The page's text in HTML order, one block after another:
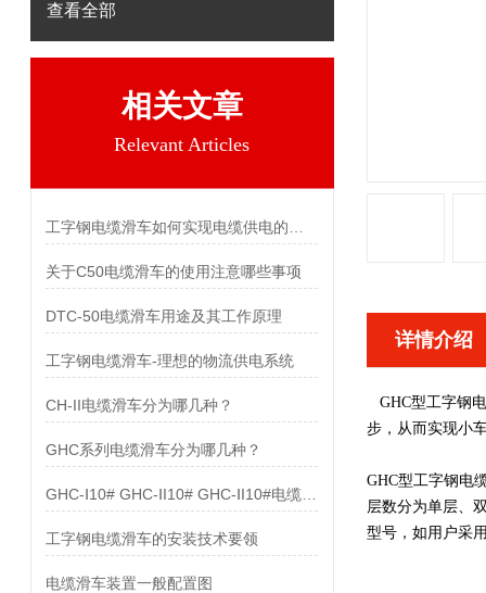
查看全部
相关文章
Relevant Articles
关于C50电缆滑车的使用注意哪些事项
DTC-50电缆滑车用途及其工作原理
工字钢电缆滑车-理想的物流供电系统
CH-II电缆滑车分为哪几种？
GHC系列电缆滑车分为哪几种？
工字钢电缆滑车的安装技术要领
电缆滑车装置一般配置图
详情介绍
GHC型工字钢
步，从而实现小
GHC型工字钢电
层数分为单层、
型号，如用户采